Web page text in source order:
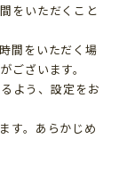
をいただくこと
間をいただく場
ございます。
よう、設定をお
す。あらかじめ